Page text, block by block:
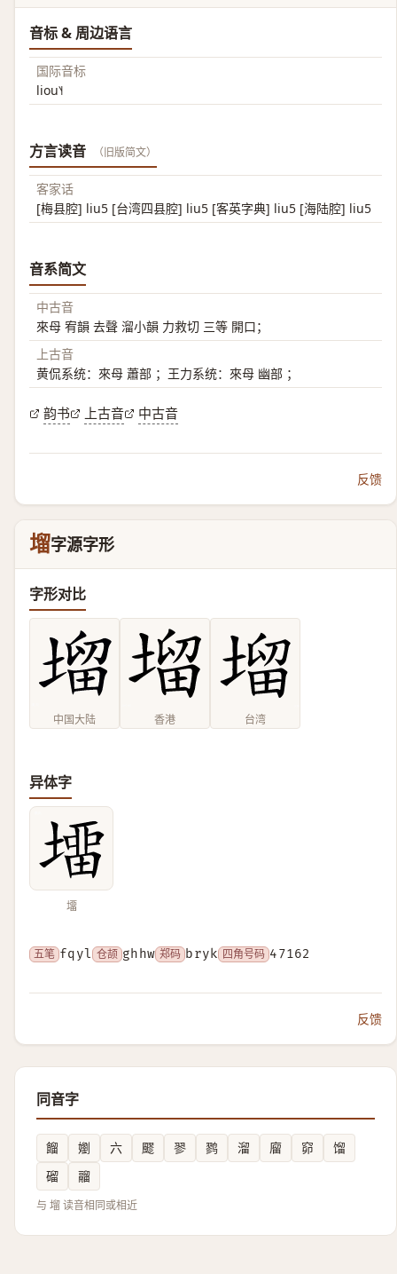
音标 & 周边语言
国际音标
liou˥˧
方言读音 （旧版简文）
客家话
[梅县腔] liu5 [台湾四县腔] liu5 [客英字典] liu5 [海陆腔] liu5
音系简文
中古音
來母 宥韻 去聲 溜小韻 力救切 三等 開口；
上古音
黄侃系统：來母 蕭部 ；王力系统：來母 幽部 ；
韵书 上古音 中古音
反馈
塯字源字形
字形对比
中国大陆 香港 台湾
异体字
㙧
五笔 fqyl 仓颉 ghhw 郑码 bryk 四角号码 47162
反馈
同音字
餾 嬼 六 飂 翏 鹨 溜 廇 窌
馏
磂
鬸
与 塯 读音相同或相近